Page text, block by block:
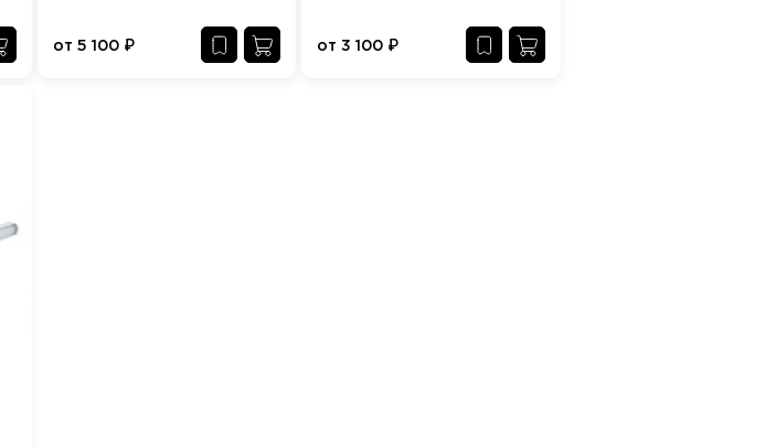
от 5 100 ₽ от3 100 ₽